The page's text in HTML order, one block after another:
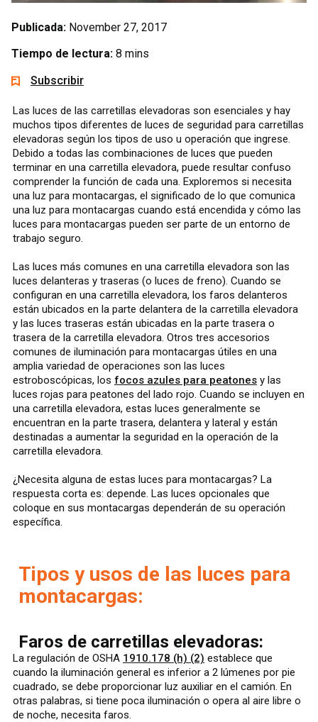
Publicada: November 27, 2017
Tiempo de lectura: 8 mins
Subscribir
Las luces de las carretillas elevadoras son esenciales y hay
muchos tipos diferentes de luces de seguridad para carretillas
elevadoras según los tipos de uso u operación que ingrese.
Debido a todas las combinaciones de luces que pueden
terminar en una carretilla elevadora, puede resultar confuso
comprender la función de cada una. Exploremos si necesita
una luz para montacargas, el significado de lo que comunica
una luz para montacargas cuando está encendida y cómo las
luces para montacargas pueden ser parte de un entorno de
trabajo seguro.
Las luces más comunes en una carretilla elevadora son las
luces delanteras y traseras (o luces de freno). Cuando se
configuran en una carretilla elevadora, los faros delanteros
están ubicados en la parte delantera de la carretilla elevadora
y las luces traseras están ubicadas en la parte trasera o
trasera de la carretilla elevadora. Otros tres accesorios
comunes de iluminación para montacargas útiles en una
amplia variedad de operaciones son las luces
estroboscópicas, los focos azules para peatones y las
luces rojas para peatones del lado rojo. Cuando se incluyen en
una carretilla elevadora, estas luces generalmente se
encuentran en la parte trasera, delantera y lateral y están
destinadas a aumentar la seguridad en la operación de la
carretilla elevadora.
¿Necesita alguna de estas luces para montacargas? La
respuesta corta es: depende. Las luces opcionales que
coloque en sus montacargas dependerán de su operación
específica.
Tipos y usos de las luces para
montacargas:
Faros de carretillas elevadoras:
La regulación de OSHA 1910.178 (h) (2) establece que
cuando la iluminación general es inferior a 2 lúmenes por pie
cuadrado, se debe proporcionar luz auxiliar en el camión. En
otras palabras, si tiene poca iluminación o opera al aire libre o
de noche, necesita faros.